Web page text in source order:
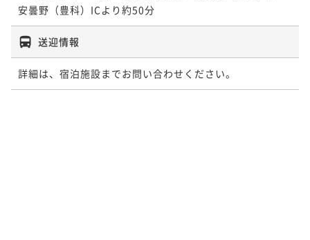
安曇野（豊科）ICより約50分
送迎情報
詳細は、宿泊施設までお問い合わせください。